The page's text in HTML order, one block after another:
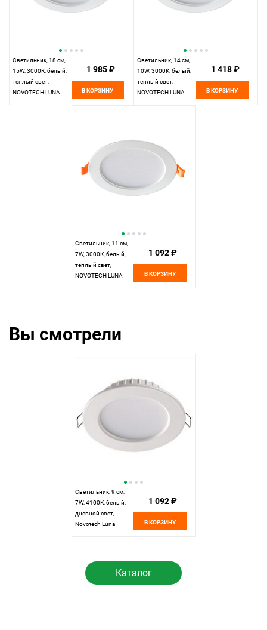
Светильник, 18 см,
15W, 3000К, белый,
теплый свет,
NOVOTECH LUNA
1 985 ₽
В КОРЗИНУ
Светильник, 14 см,
10W, 3000К, белый,
теплый свет,
NOVOTECH LUNA
1 418 ₽
В КОРЗИНУ
Светильник, 11 см,
7W, 3000К, белый,
теплый свет,
NOVOTECH LUNA
1 092 ₽
В КОРЗИНУ
Вы смотрели
Светильник, 9 см,
7W, 4100К, белый,
дневной свет,
Novotech Luna
1 092 ₽
В КОРЗИНУ
Каталог